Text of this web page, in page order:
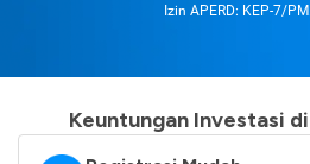
Izin APERD: KEP-7/
Keuntungan Investasi